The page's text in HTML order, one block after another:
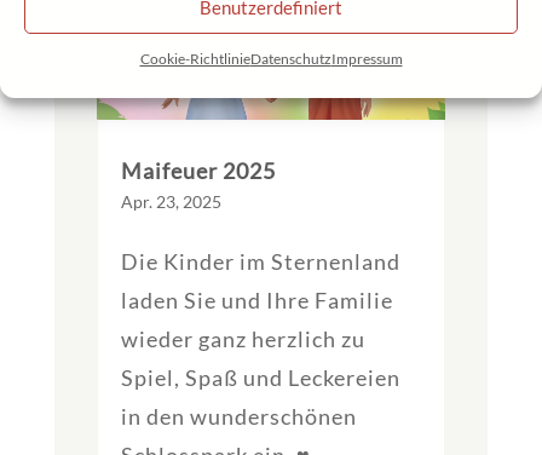
Benutzerdefiniert
Cookie-RichtlinieDatenschutzImpressum
Maifeuer 2025
Apr. 23, 2025
Die Kinder im Sternenland
laden Sie und Ihre Familie
wieder ganz herzlich zu
Spiel, Spaß und Leckereien
in den wunderschönen